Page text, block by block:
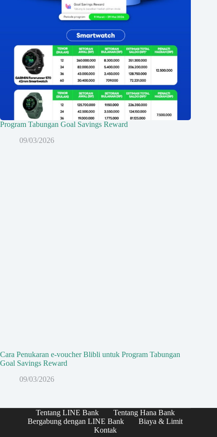
Program Tabungan Goal Savings Reward
09/03/2026
Cara Penukaran e-voucher Blibli untuk Program Tabungan
Goal Savings Reward
09/03/2026
Tentang LINE Bank
Tentang Hana Bank
Bergabung dengan LINE Bank
Biaya & Limit
Kontak